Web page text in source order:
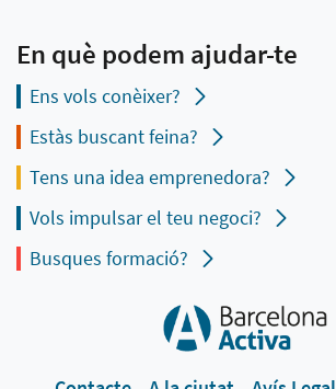
En què podem ajudar-te
Ens vols conèixer?
Estàs buscant feina?
Tens una idea emprenedora?
Vols impulsar el teu negoci?
Busques formació?